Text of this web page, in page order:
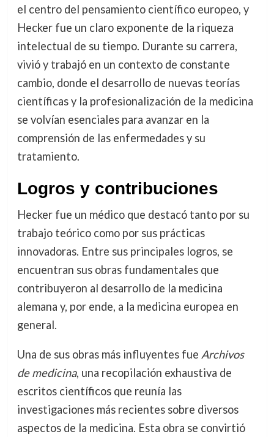
el centro del pensamiento científico europeo, y
Hecker fue un claro exponente de la riqueza
intelectual de su tiempo. Durante su carrera,
vivió y trabajó en un contexto de constante
cambio, donde el desarrollo de nuevas teorías
científicas y la profesionalización de la medicina
se volvían esenciales para avanzar en la
comprensión de las enfermedades y su
tratamiento.
Logros y contribuciones
Hecker fue un médico que destacó tanto por su
trabajo teórico como por sus prácticas
innovadoras. Entre sus principales logros, se
encuentran sus obras fundamentales que
contribuyeron al desarrollo de la medicina
alemana y, por ende, a la medicina europea en
general.
Una de sus obras más influyentes fue Archivos
de medicina, una recopilación exhaustiva de
escritos científicos que reunía las
investigaciones más recientes sobre diversos
aspectos de la medicina. Esta obra se convirtió